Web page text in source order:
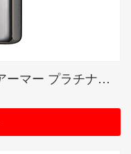
ARMOR PLATINUM PLATE / アーマー プラチナプレート